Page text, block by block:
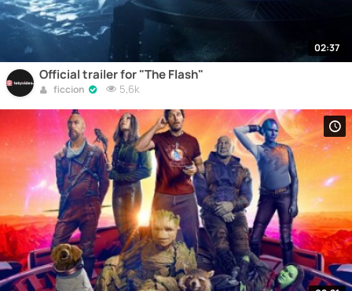
02:37
Official trailer for "The Flash"
ficcion 5,6k